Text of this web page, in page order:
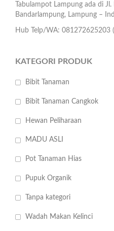
Tabulampot Lampung ada di
Bandarlampung, Lampung –
Hub Telp/WA: 081272625203
KATEGORI PRODUK
Bibit Tanaman
Bibit Tanaman Cangkok
Hewan Peliharaan
MADU ASLI
Pot Tanaman Hias
Pupuk Organik
Tanpa kategori
Wadah Makan Kelinci